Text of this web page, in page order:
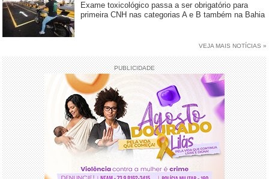
Exame toxicológico passa a ser obrigatório para
primeira CNH nas categorias A e B também na Bahia
VEJA MAIS NOTÍCIAS »
PUBLICIDADE